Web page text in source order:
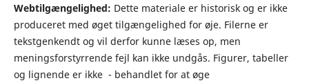
Webtilgængelighed: Dette materiale er historisk og er ikke
produceret med øget tilgængelighed for øje. Filerne er
tekstgenkendt og vil derfor kunne læses op, men
meningsforstyrrende fejl kan ikke undgås. Figurer, tabeller
og lignende er ikke - behandlet for at øge